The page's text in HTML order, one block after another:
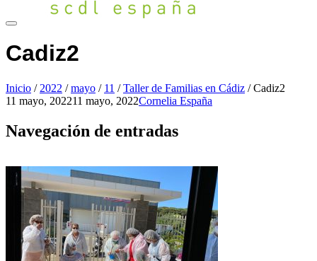
Cadiz2
Inicio / 2022 / mayo / 11 / Taller de Familias en Cádiz / Cadiz2
11 mayo, 202211 mayo, 2022Cornelia España
Navegación de entradas